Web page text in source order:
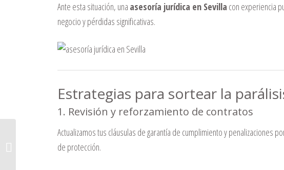
Ante esta situación, una asesoría jurídica en Sevilla con experiencia
negocio y pérdidas significativas.
Estrategias para sortear la
1. Revisión y reforzamiento de contratos
Actualizamos tus cláusulas de garantía de cumplimiento y penalizaciones
de protección.
Impulsa tu negocio tras la cumbre
de la ONU con nuestra asesoría